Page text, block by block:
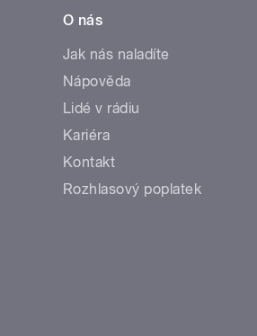
O nás
Jak nás naladíte
Nápověda
Lidé v rádiu
Kariéra
Kontakt
Rozhlasový poplatek